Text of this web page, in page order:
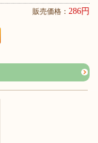
販売価格： 286円